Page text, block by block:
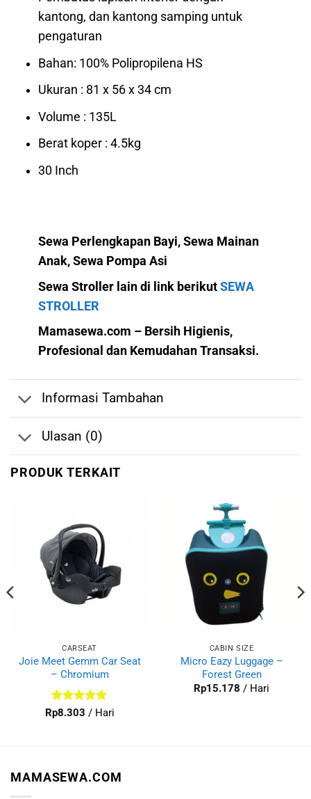
kantong, dan kantong samping untuk
pengaturan
Bahan: 100% Polipropilena HS
Ukuran : 81 x 56 x 34 cm
Volume : 135L
Berat koper : 4.5kg
30 Inch
Sewa Perlengkapan Bayi, Sewa Mainan
Anak, Sewa Pompa Asi
Sewa Stroller lain di link berikutSEWA
STROLLER
Mamasewa.com – Bersih Higienis,
Profesional dan Kemudahan Transaksi.
Informasi Tambahan
Ulasan (0)
PRODUK TERKAIT
CARSEAT
Joie Meet Gemm Car Seat
– Chromium
Dinilai 5
Rp8.303 / Hari
CABIN SIZE
Micro Eazy Luggage –
Forest Green
Rp15.178 / Hari
MAMASEWA.COM